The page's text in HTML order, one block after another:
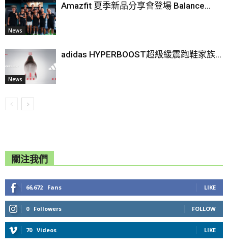
News
Amazfit 夏季新品分享會登場 Balance...
News
adidas HYPERBOOST超級緩震跑鞋家族...
關注我們
66,672 Fans LIKE
0 Followers FOLLOW
70 Videos LIKE